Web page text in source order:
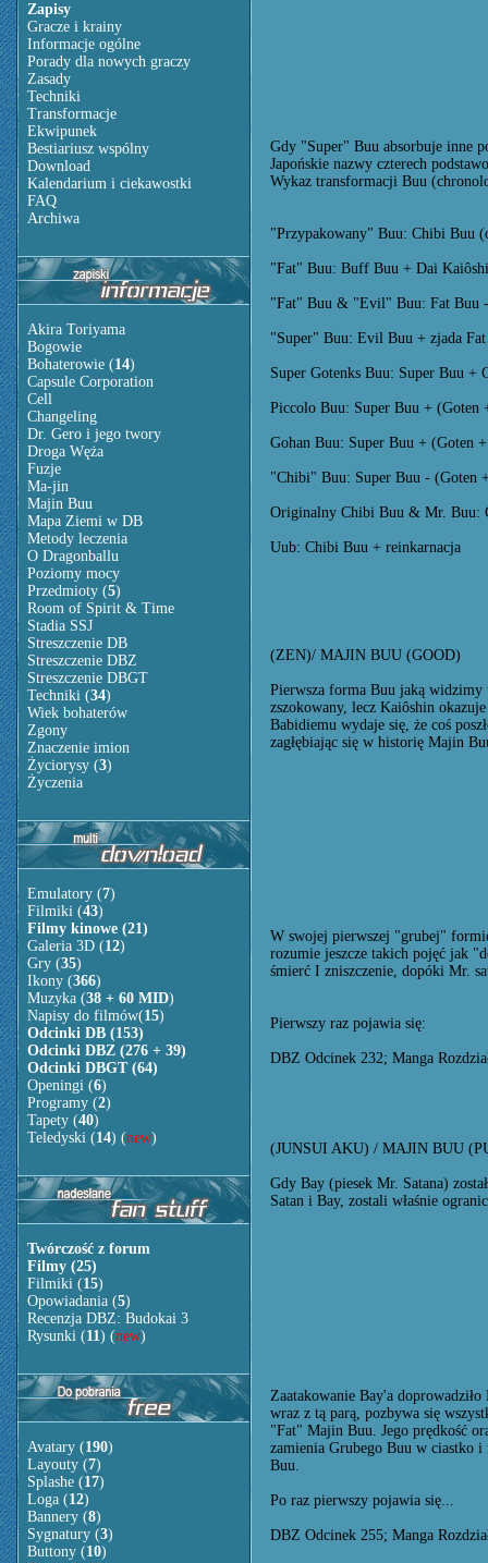
Zapisy
Gracze i krainy
Informacje ogólne
Porady dla nowych graczy
Zasady
Techniki
Transformacje
Ekwipunek
Bestiariusz wspólny
Download
Kalendarium i ciekawostki
FAQ
Archiwa
Akira Toriyama
Bogowie
Bohaterowie (14)
Capsule Corporation
Cell
Changeling
Dr. Gero i jego twory
Droga Węża
Fuzje
Ma-jin
Majin Buu
Mapa Ziemi w DB
Metody leczenia
O Dragonballu
Poziomy mocy
Przedmioty (5)
Room of Spirit & Time
Stadia SSJ
Streszczenie DB
Streszczenie DBZ
Streszczenie DBGT
Techniki (34)
Wiek bohaterów
Zgony
Znaczenie imion
Życiorysy (3)
Życzenia
Emulatory (7)
Filmiki (43)
Filmy kinowe (21)
Galeria 3D (12)
Gry (35)
Ikony (366)
Muzyka (38 + 60 MID)
Napisy do filmów(15)
Odcinki DB (153)
Odcinki DBZ (276 + 39)
Odcinki DBGT (64)
Openingi (6)
Programy (2)
Tapety (40)
Teledyski (14) (new)
Twórczość z forum
Filmy (25)
Filmiki (15)
Opowiadania (5)
Recenzja DBZ: Budokai 3
Rysunki (11) (new)
Avatary (190)
Layouty (7)
Splashe (17)
Loga (12)
Bannery (8)
Sygnatury (3)
Buttony (10)
Gdy "Super" Buu absorbuje inne
Japońskie nazwy czterech
Wykaz transformacji Buu
"Przypakowany" Buu: Chibi Buu
"Fat" Buu: Buff Buu + Dai
"Fat" Buu & "Evil" Buu: Fat Buu -
"Super" Buu: Evil Buu + zjada
Super Gotenks Buu: Super Buu +
Piccolo Buu: Super Buu + (Goten
Gohan Buu: Super Buu + (Goten
"Chibi" Buu: Super Buu - (Goten
Originalny Chibi Buu & Mr. Buu:
Uub: Chibi Buu + reinkarnacja
(ZEN)/ MAJIN BUU (GOOD)
Pierwsza forma Buu jaką
zszokowany, lecz Kaiôshin
Babidiemu wydaje się, że coś
zagłębiając się w historię Majin
W swojej pierwszej "grubej"
rozumie jeszcze takich pojęć jak
śmierć I zniszczenie, dopóki Mr.
Pierwszy raz pojawia się:
DBZ Odcinek 232; Manga
(JUNSUI AKU) / MAJIN BUU
Gdy Bay (piesek Mr. Satana)
Satan i Bay, zostali właśnie
Zaatakowanie Bay'a
wraz z tą parą, pozbywa się
"Fat" Majin Buu. Jego prędkość
zamienia Grubego Buu w ciastko
Buu.
Po raz pierwszy pojawia się...
DBZ Odcinek 255; Manga